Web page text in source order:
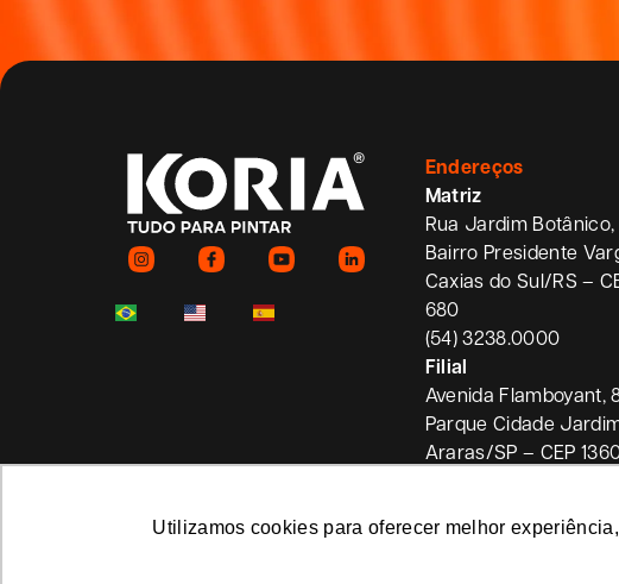
Utilizamos cookies para oferecer melhor
Endereços
Matriz
Rua Jardim
Bairro Presidente
Caxias do Sul/RS –
680
(54) 3238.0000
Filial
Avenida Flamboyant,
Parque Cidade
Araras/SP – CEP